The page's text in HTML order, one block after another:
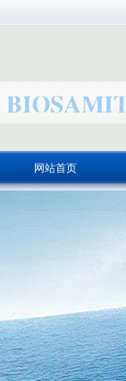
网站首页